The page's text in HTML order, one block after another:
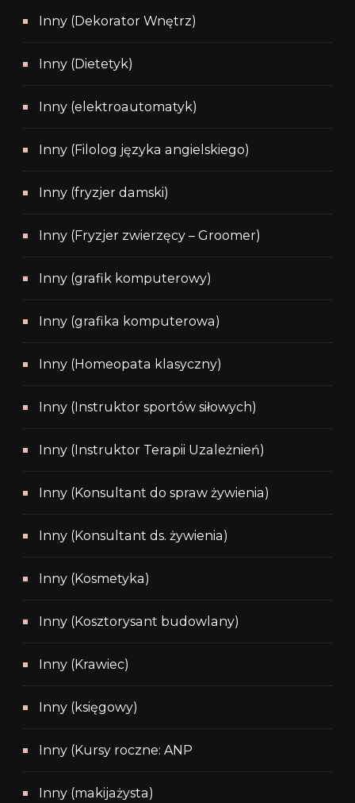
Inny (Dekorator Wnętrz)
Inny (Dietetyk)
Inny (elektroautomatyk)
Inny (Filolog języka angielskiego)
Inny (fryzjer damski)
Inny (Fryzjer zwierzęcy – Groomer)
Inny (grafik komputerowy)
Inny (grafika komputerowa)
Inny (Homeopata klasyczny)
Inny (Instruktor sportów siłowych)
Inny (Instruktor Terapii Uzależnień)
Inny (Konsultant do spraw żywienia)
Inny (Konsultant ds. żywienia)
Inny (Kosmetyka)
Inny (Kosztorysant budowlany)
Inny (Krawiec)
Inny (księgowy)
Inny (Kursy roczne: ANP
Inny (makijażysta)